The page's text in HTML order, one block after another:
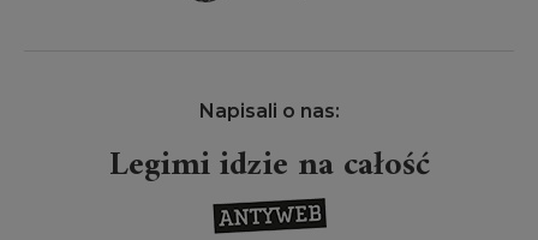
Napisali o nas:
Legimi idzie na całość